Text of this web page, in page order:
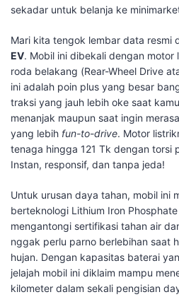
sekadar untuk belanja ke
​Mari kita tengok lembar data resmi
EV. Mobil ini dibekali dengan
roda belakang (Rear-Wheel Drive
ini adalah poin plus yang besar
traksi yang jauh lebih oke saat
menanjak maupun saat ingin
yang lebih fun-to-drive. Motor
tenaga hingga 121 Tk dengan torsi
Instan, responsif, dan tanpa jeda!
​Untuk urusan daya tahan, mobil ini
berteknologi Lithium Iron
mengantongi sertifikasi tahan air
nggak perlu parno berlebihan saat
hujan. Dengan kapasitas baterai
jelajah mobil ini diklaim mampu
kilometer dalam sekali pengisian